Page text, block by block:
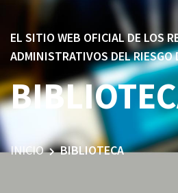
EL SITIO WEB OFICIAL DE LOS
ADMINISTRATIVOS DEL RIESGO
INICIO BIBLIOTECA